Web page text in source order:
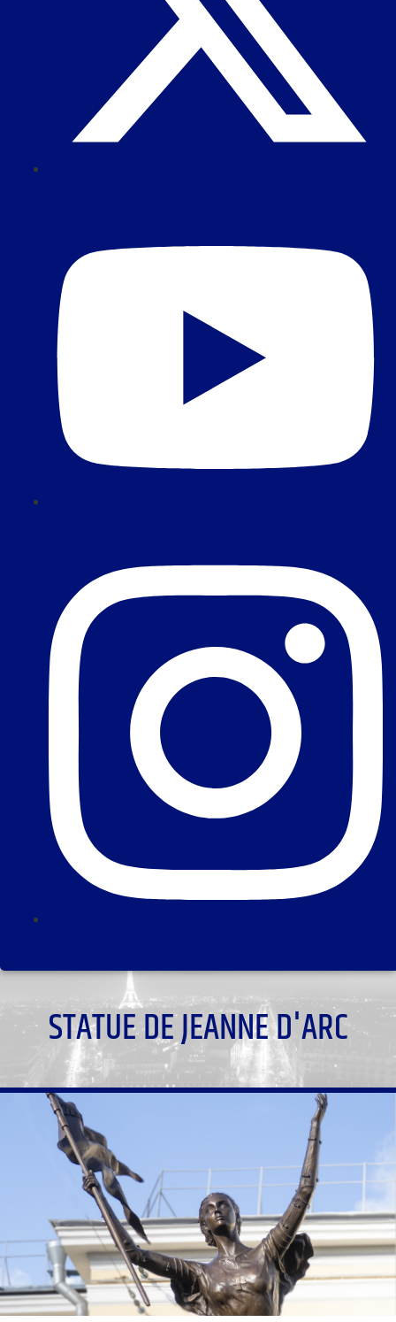
STATUE DE JEANNE D'ARC